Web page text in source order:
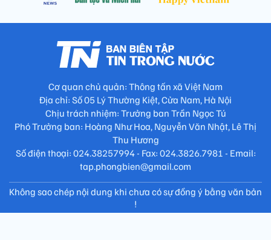
Cơ quan chủ quản: Thông tấn xã Việt Nam
Địa chỉ: Số 05 Lý Thường Kiệt, Cửa Nam, Hà Nội
Chịu trách nhiệm: Trưởng ban Trần Ngọc Tú
Phó Trưởng ban: Hoàng Như Hoa, Nguyễn Văn Nhật, Lê Thị
Thu Hương
Số điện thoại: 024.38257994 - Fax: 024.3826.7981 - Email:
tap.phongbien@gmail.com
Không sao chép nội dung khi chưa có sự đồng ý bằng văn bản
!